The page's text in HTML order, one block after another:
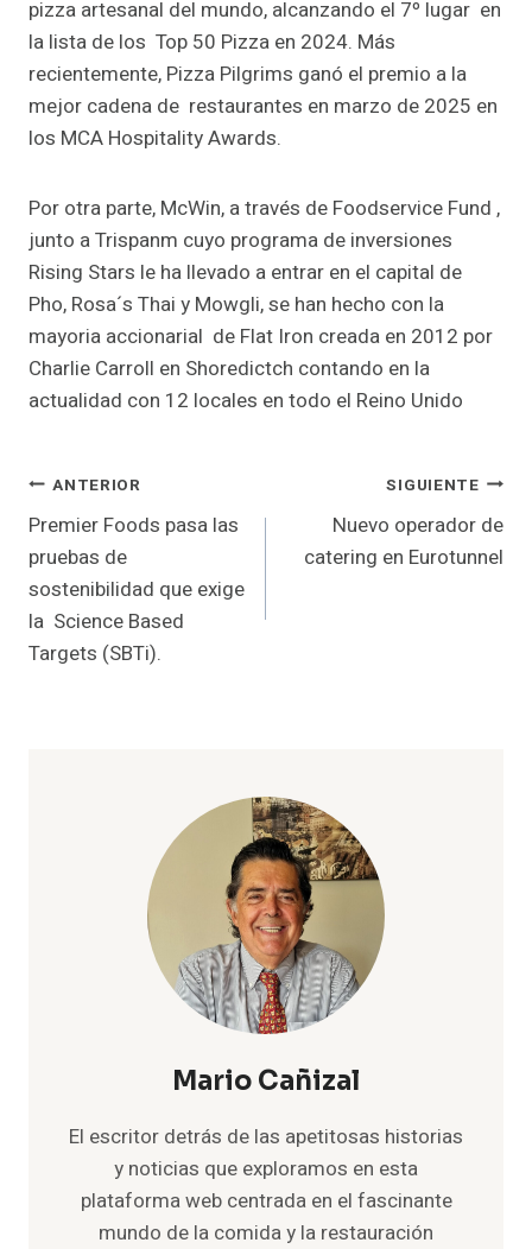
pizza artesanal del mundo, alcanzando el 7º lugar en
la lista de los Top 50 Pizza en 2024. Más
recientemente, Pizza Pilgrims ganó el premio a la
mejor cadena de restaurantes en marzo de 2025 en
los MCA Hospitality Awards.
Por otra parte, McWin, a través de Foodservice Fund ,
junto a Trispanm cuyo programa de inversiones
Rising Stars le ha llevado a entrar en el capital de
Pho, Rosa´s Thai y Mowgli, se han hecho con la
mayoria accionarial de Flat Iron creada en 2012 por
Charlie Carroll en Shoredictch contando en la
actualidad con 12 locales en todo el Reino Unido
Navegación
de
entradas
ANTERIOR
Premier Foods pasa las
pruebas de
sostenibilidad que exige
la Science Based
Targets (SBTi).
SIGUIENTE
Nuevo operador de
catering en Eurotunnel
Mario Cañizal
El escritor detrás de las apetitosas historias
y noticias que exploramos en esta
plataforma web centrada en el fascinante
mundo de la comida y la restauración